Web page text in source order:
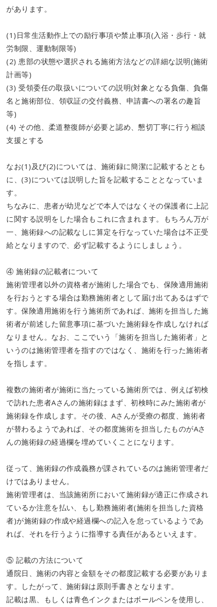
があります。
(1)日常生活動作上での励行事項や禁止事項(入浴・歩行・就
労制限、運動制限等)
(2) 患部の状態や選択される施術方法などの詳細な説明(施術
計画等)
(3) 受領委任の取扱いについての説明(対象となる負傷、負傷
名と施術部位、領収証の交付義務、申請書への署名の趣旨
等)
(4) その他、柔道整復師が必要と認め、懇切丁寧に行う相談
支援とする
なお(1)及び(2)については、施術録に簡潔に記載するととも
に、(3)については説明した旨を記載することとなっていま
す。
ちなみに、患者が幼児などで本人ではなくその保護者に上記
に関する説明をした場合もこれに含まれます。もちろん万が
一、施術録への記載なしに算定を行なっていた場合は不正受
給となりますので、必ず記載するようにしましょう。
④ 施術録の記載者について
施術管理者以外の資格者が施術した場合でも、保険適用施術
を行おうとする場合は勤務施術者として届け出てあるはずで
す。保険適用施術を行う施術所であれば、施術を担当した施
術者が前述した留意事項に基づいた施術録を作成しなければ
なりません。なお、ここでいう「施術を担当した施術者」と
いうのは施術管理者を指すのではなく、施術を行った施術者
を指します。
複数の施術者が施術に当たっている施術所では、例えば初検
で訪れた患者Aさんの施術録はまず、初検時にみた施術者が
施術録を作成します。その後、Aさんが受療の都度、施術者
が替わるようであれば、その都度施術を担当したものがAさ
んの施術録の経過欄を埋めていくことになります。
従って、施術録の作成義務が課されているのは施術管理者だ
けではありません。
施術管理者は、当該施術所において施術録が適正に作成され
ているか注意を払い、もし勤務施術者(施術を担当した資格
者)が施術録の作成や経過欄への記入を怠っているようであ
れば、それを行うように指導する責任があるといえます。
⑤ 記載の方法について
通院日、施術の内容と金額をその都度記載する必要がありま
す。したがって、施術録は原則手書きとなります。
記載は黒、もしくは青色インクまたはボールペンを使用し、